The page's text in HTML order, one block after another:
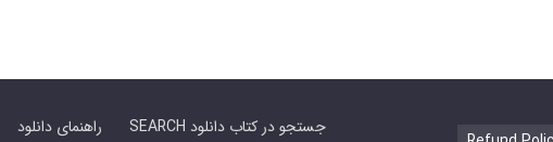
راهنمای دانلود SEARCH جستجو در کتاب دانلود